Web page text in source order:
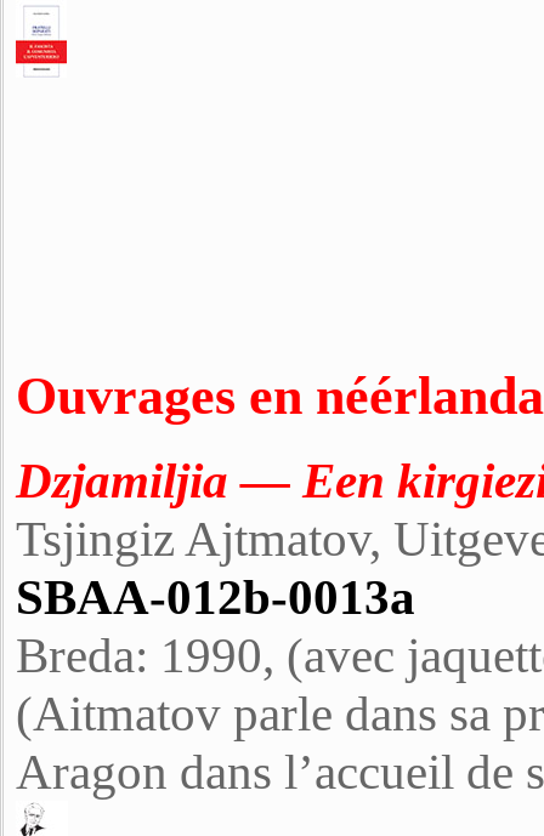
Ouvrages en
Dzjamiljia— Een
Tsjingiz Ajtmatov,
SBAA-012b-0013a
Breda: 1990, (avec
(Aitmatov parle dans sa
Aragon dans l’accueil de